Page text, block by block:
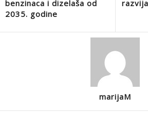
benzinaca i dizelaša od
2035. godine
marijaM